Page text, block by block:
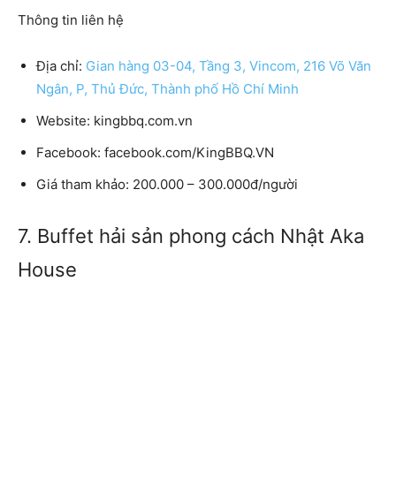
Thông tin liên hệ
Địa chỉ: Gian hàng 03-04, Tầng 3, Vincom, 216 Võ Văn
Ngân, P, Thủ Đức, Thành phố Hồ Chí Minh
Website: kingbbq.com.vn
Facebook: facebook.com/KingBBQ.VN
Giá tham khảo: 200.000 – 300.000đ/người
7. Buffet hải sản phong cách Nhật Aka
House